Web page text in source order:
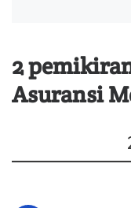
2
Asuransi